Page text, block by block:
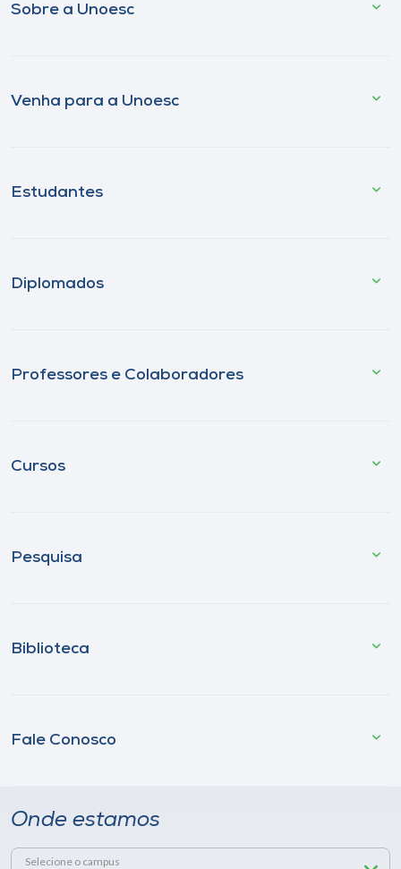
Sobre a Unoesc
Venha para a Unoesc
Estudantes
Diplomados
Professores e Colaboradores
Cursos
Pesquisa
Biblioteca
Fale Conosco
Onde estamos
Selecione o campus